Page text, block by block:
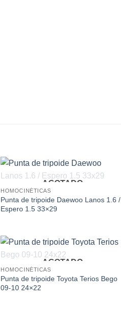
AGOTADO
HOMOCINÉTICAS
Punta de tripoide Daewoo Lanos 1.6 /
Espero 1.5 33×29
AGOTADO
HOMOCINÉTICAS
Punta de tripoide Toyota Terios Bego
09-10 24×22